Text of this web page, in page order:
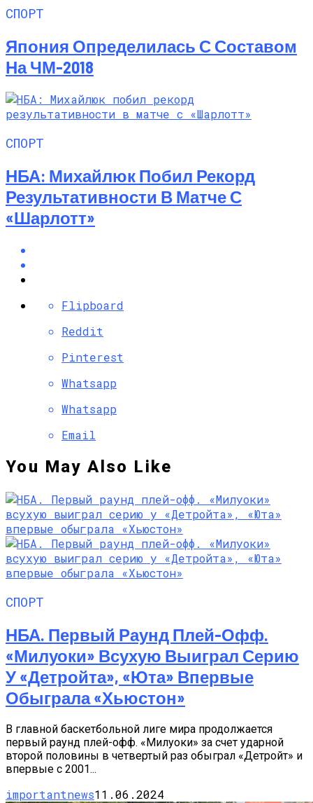
СПОРТ
Япония Определилась С Составом
На ЧМ-2018
СПОРТ
НБА: Михайлюк Побил Рекорд
Результативности В Матче С
«Шарлотт»
Flipboard
Reddit
Pinterest
Whatsapp
Whatsapp
Email
You May Also Like
СПОРТ
НБА. Первый Раунд Плей-Офф.
«Милуоки» Всухую Выиграл Серию
У «Детройта», «Юта» Впервые
Обыграла «Хьюстон»
В главной баскетбольной лиге мира продолжается
первый раунд плей-офф. «Милуоки» за счет ударной
второй половины в четвертый раз обыграл «Детройт» и
впервые с 2001...
importantnews11.06.2024